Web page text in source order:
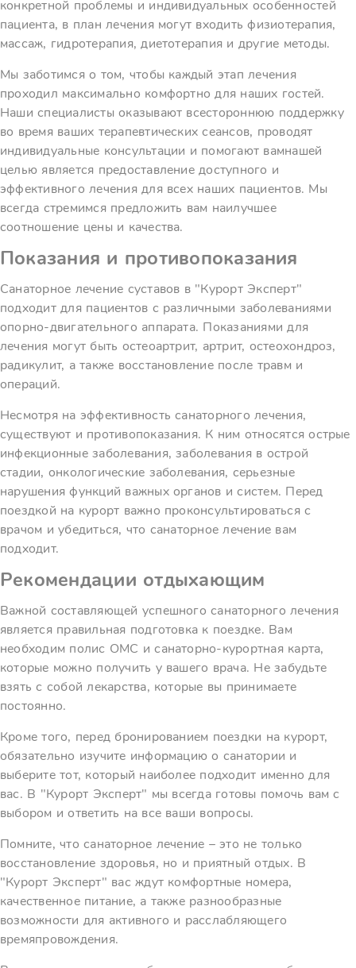
конкретной проблемы и индивидуальных особенностей
пациента, в план лечения могут входить физиотерапия,
массаж, гидротерапия, диетотерапия и другие методы.
Мы заботимся о том, чтобы каждый этап лечения
проходил максимально комфортно для наших гостей.
Наши специалисты оказывают всестороннюю поддержку
во время ваших терапевтических сеансов, проводят
индивидуальные консультации и помогают вамнашей
целью является предоставление доступного и
эффективного лечения для всех наших пациентов. Мы
всегда стремимся предложить вам наилучшее
соотношение цены и качества.
Показания и противопоказания
Санаторное лечение суставов в "Курорт Эксперт"
подходит для пациентов с различными заболеваниями
опорно-двигательного аппарата. Показаниями для
лечения могут быть остеоартрит, артрит, остеохондроз,
радикулит, а также восстановление после травм и
операций.
Несмотря на эффективность санаторного лечения,
существуют и противопоказания. К ним относятся острые
инфекционные заболевания, заболевания в острой
стадии, онкологические заболевания, серьезные
нарушения функций важных органов и систем. Перед
поездкой на курорт важно проконсультироваться с
врачом и убедиться, что санаторное лечение вам
подходит.
Рекомендации отдыхающим
Важной составляющей успешного санаторного лечения
является правильная подготовка к поездке. Вам
необходим полис ОМС и санаторно-курортная карта,
которые можно получить у вашего врача. Не забудьте
взять с собой лекарства, которые вы принимаете
постоянно.
Кроме того, перед бронированием поездки на курорт,
обязательно изучите информацию о санатории и
выберите тот, который наиболее подходит именно для
вас. В "Курорт Эксперт" мы всегда готовы помочь вам с
выбором и ответить на все ваши вопросы.
Помните, что санаторное лечение – это не только
восстановление здоровья, но и приятный отдых. В
"Курорт Эксперт" вас ждут комфортные номера,
качественное питание, а также разнообразные
возможности для активного и расслабляющего
времяпровождения.